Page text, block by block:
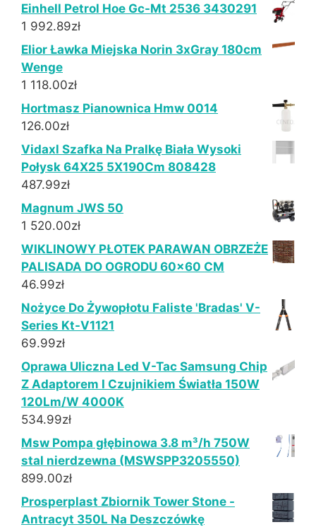
Einhell Petrol Hoe Gc-Mt 2536 3430291
1 992.89zł
Elior Ławka Miejska Norin 3xGray 180cm
Wenge
1 118.00zł
Hortmasz Pianownica Hmw 0014
126.00zł
Vidaxl Szafka Na Pralkę Biała Wysoki
Połysk 64X25 5X190Cm 808428
487.99zł
Magnum JWS 50
1 520.00zł
WIKLINOWY PŁOTEK PARAWAN OBRZEŻE
PALISADA DO OGRODU 60x60 CM
46.99zł
Nożyce Do Żywopłotu Faliste 'Bradas' V-
Series Kt-V1121
69.99zł
Oprawa Uliczna Led V-Tac Samsung Chip
Z Adaptorem I Czujnikiem Światła 150W
120Lm/W 4000K
534.99zł
Msw Pompa głębinowa 3.8 m³/h 750W
stal nierdzewna (MSWSPP3205550)
899.00zł
Prosperplast Zbiornik Tower Stone -
Antracyt 350L Na Deszczówkę